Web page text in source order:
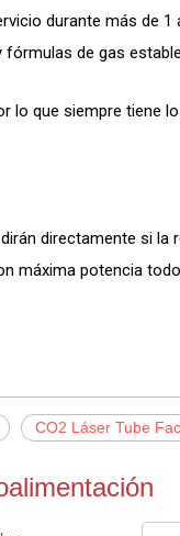
durante más de
de gas
lo que siempre tiene
directamente si la
máxima potencia
CO2 Láser Tube